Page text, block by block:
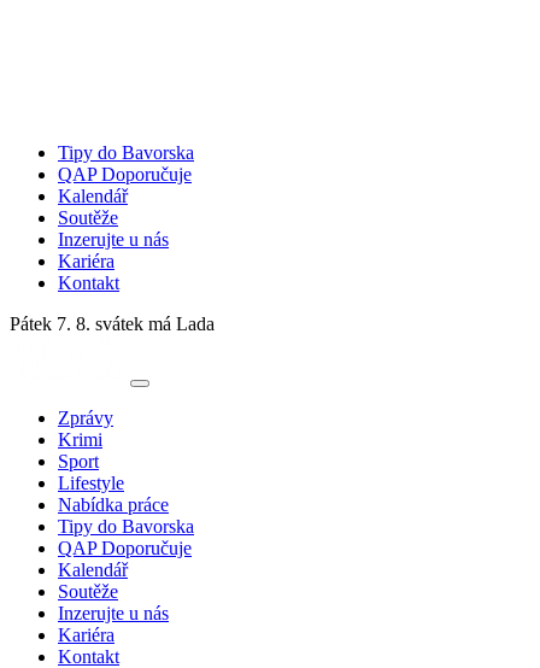
Tipy do Bavorska
QAP Doporučuje
Kalendář
Soutěže
Inzerujte u nás
Kariéra
Kontakt
Pátek 7. 8. svátek má Lada
Zprávy
Krimi
Sport
Lifestyle
Nabídka práce
Tipy do Bavorska
QAP Doporučuje
Kalendář
Soutěže
Inzerujte u nás
Kariéra
Kontakt